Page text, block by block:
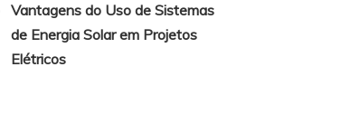
Vantagens do Uso de Sistemas
de Energia Solar em Projetos
Elétricos